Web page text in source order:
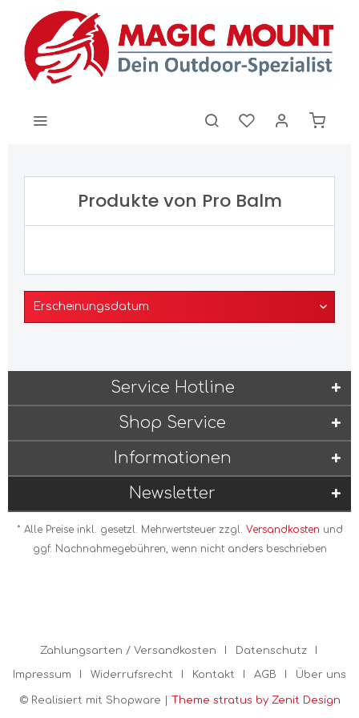
Produkte von Pro Balm
Service Hotline
Shop Service
Informationen
Newsletter
* Alle Preise inkl. gesetzl. Mehrwertsteuer zzgl. Versandkosten und
ggf. Nachnahmegebühren, wenn nicht anders beschrieben
Zahlungsarten / Versandkosten Datenschutz
Impressum Widerrufsrecht Kontakt AGB Über uns
© Realisiert mit Shopware | Theme stratus by Zenit Design